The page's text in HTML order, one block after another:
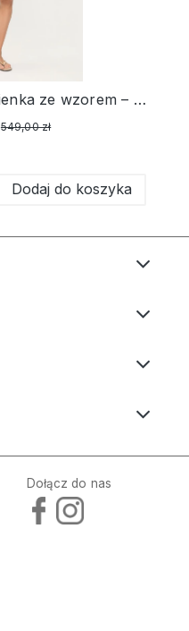
Beżowa wiskozowa sukienka ze wzorem – Sun Kissed
549,00 zł
Dodaj do koszyka
Dołącz do nas